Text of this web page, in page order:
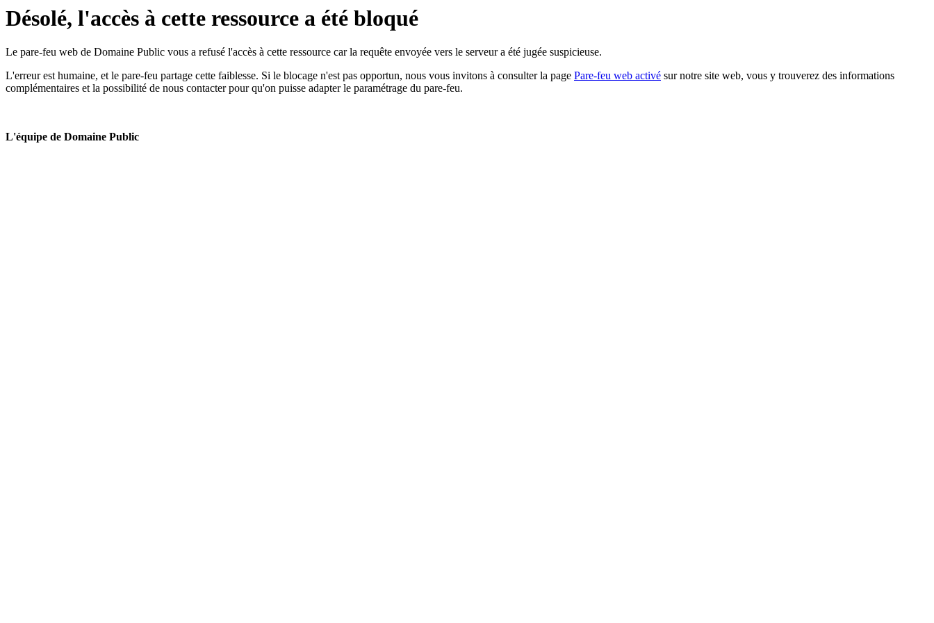
Désolé, l'accès à cette ressource a été bloqué
Le pare-feu web de Domaine Public vous a refusé l'accès à cette ressource car la requête envoyée vers le serveur a été jugée suspicieuse.
L'erreur est humaine, et le pare-feu partage cette faiblesse. Si le blocage n'est pas opportun, nous vous invitons à consulter la page Pare-feu web activé sur notre site web, vous y trouverez des informations
complémentaires et la possibilité de nous contacter pour qu'on puisse adapter le paramétrage du pare-feu.
L'équipe de Domaine Public